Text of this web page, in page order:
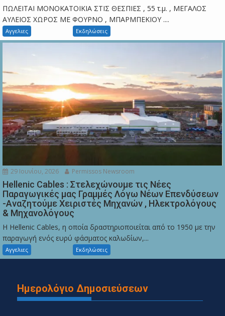
ΠΩΛΕΙΤΑΙ ΜΟΝΟΚΑΤΟΙΚΙΑ ΣΤΙΣ ΘΕΣΠΙΕΣ , 55 τ.μ. , ΜΕΓΑΛΟΣ
ΑΥΛΕΙΟΣ ΧΩΡΟΣ ΜΕ ΦΟΥΡΝΟ , ΜΠΑΡΜΠΕΚΙΟΥ ....
Αγγελιες Εκδηλώσεις
29 Ιουνίου, 2026 Permissos Newsroom
Hellenic Cables : Στελεχώνουμε τις Νέες
Παραγωγικές μας Γραμμές Λόγω Νέων Επενδύσεων
-Αναζητούμε Χειριστές Μηχανών , Ηλεκτρολόγους
& Μηχανολόγους
Η Hellenic Cables, η οποία δραστηριοποιείται από το 1950 με την
παραγωγή ενός ευρύ φάσματος καλωδίων,...
Αγγελιες Εκδηλώσεις
Ημερολόγιο Δημοσιεύσεων